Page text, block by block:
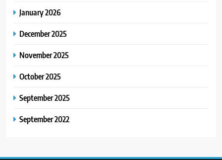
January 2026
December 2025
November 2025
October 2025
September 2025
September 2022